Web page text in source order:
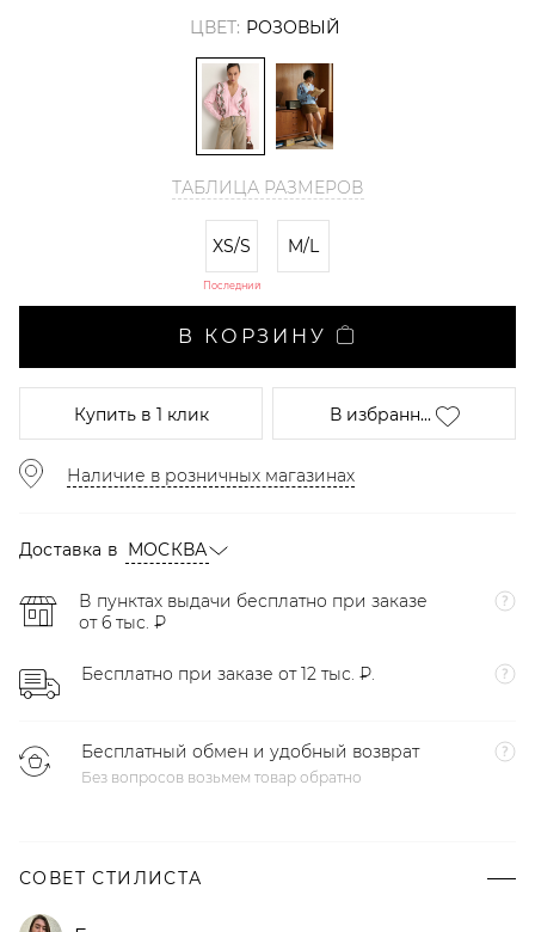
ЦВЕТ: РОЗОВЫЙ
ТАБЛИЦА РАЗМЕРОВ
XS/S
Последний
M/L
В КОРЗИНУ
Купитьв 1 клик В избранн...
Наличие в розничных магазинах
Доставка в МОСКВА
В пунктах выдачи бесплатно при заказе
от 6 тыс. ₽
Бесплатно при заказе от 12 тыс. ₽.
Бесплатный обмен и удобный возврат
Без вопросов возьмем товар обратно
СОВЕТ СТИЛИСТА